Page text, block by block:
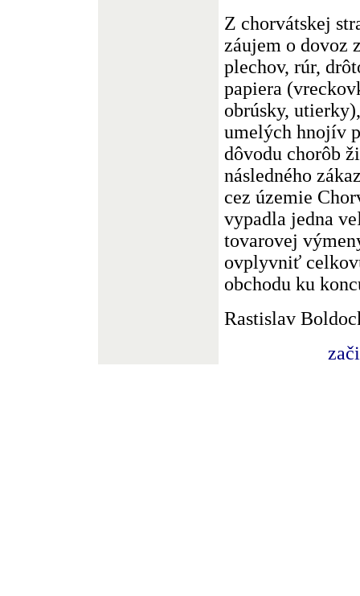
Z chorvátskej
záujem o dovoz
plechov, rúr,
papiera
obrúsky,
umelých hnojív
dôvodu chorôb
následného
cez územie
vypadla jedna
tovarovej
ovplyvniť
obchodu ku
Rastislav